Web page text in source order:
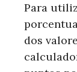
Para
dos